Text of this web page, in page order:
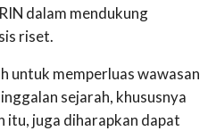
dalam mendukung
riset.
untuk memperluas wawasan
sejarah, khususnya
itu, juga diharapkan dapat